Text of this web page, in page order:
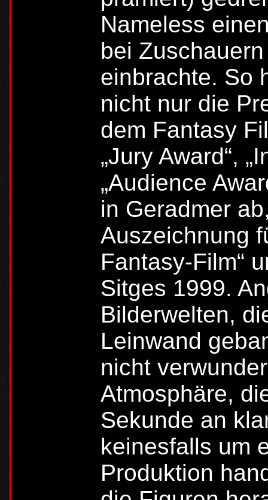
Nameless
bei
einbrachte. So
nicht nur die
dem Fantasy
„Jury Award“,
„Audience
in Geradmer
Auszeichnung
Fantasy-Film“
Sitges 1999.
Bilderwelten,
Leinwand
nicht
Atmosphäre,
Sekunde an
keinesfalls um
Produktion